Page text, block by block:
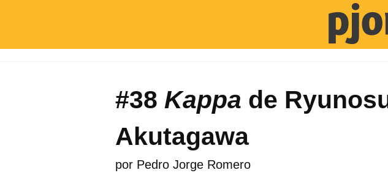
#38 Kappa de
Akutagawa
por Pedro Jorge Romero